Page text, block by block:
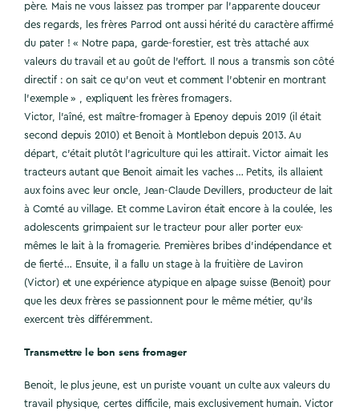
père. Mais ne vous laissez pas tromper par l’apparente douceur
des regards, les frères Parrod ont aussi hérité du caractère affirmé
du pater ! « Notre papa, garde-forestier, est très attaché aux
valeurs du travail et au goût de l’effort. Il nous a transmis son côté
directif : on sait ce qu’on veut et comment l’obtenir en montrant
l’exemple » , expliquent les frères fromagers.
Victor, l’aîné, est maître-fromager à Epenoy depuis 2019 (il était
second depuis 2010) et Benoit à Montlebon depuis 2013. Au
départ, c’était plutôt l’agriculture qui les attirait. Victor aimait les
tracteurs autant que Benoit aimait les vaches … Petits, ils allaient
aux foins avec leur oncle, Jean-Claude Devillers, producteur de lait
à Comté au village. Et comme Laviron était encore à la coulée, les
adolescents grimpaient sur le tracteur pour aller porter eux-
mêmes le lait à la fromagerie. Premières bribes d’indépendance et
de fierté … Ensuite, il a fallu un stage à la fruitière de Laviron
(Victor) et une expérience atypique en alpage suisse (Benoit) pour
que les deux frères se passionnent pour le même métier, qu’ils
exercent très différemment.
Transmettre le bon sens fromager
Benoit, le plus jeune, est un puriste vouant un culte aux valeurs du
travail physique, certes difficile, mais exclusivement humain. Victor